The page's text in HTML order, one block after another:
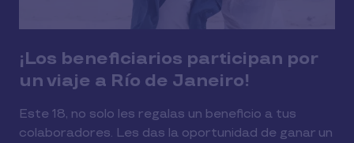
¡Los beneficiarios participan por
un viaje a Río de Janeiro!
Este 18, no solo les regalas un beneficio a tus
colaboradores. Les das la oportunidad de ganar un